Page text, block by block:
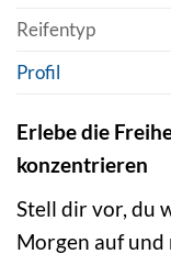
Reifentyp
Profil
Erlebe die
konzentrieren
Stell dir vor, du
Morgen auf und